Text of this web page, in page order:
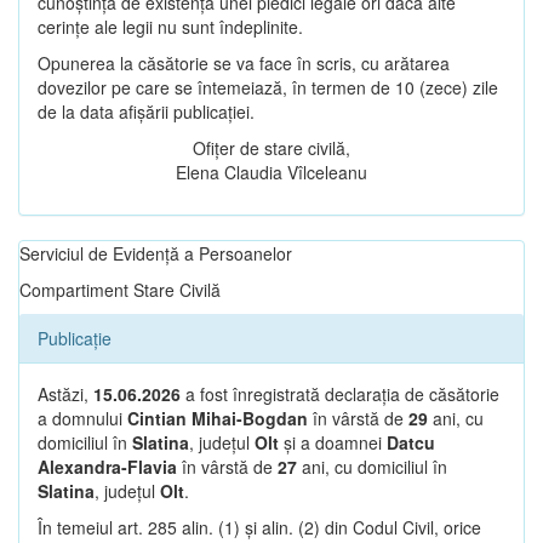
cerințe ale legii nu sunt îndeplinite.
Opunerea la căsătorie se va face în scris, cu arătarea
dovezilor pe care se întemeiază, în termen de 10 (zece) zile
de la data afișării publicației.
Ofițer de stare civilă,
Elena Claudia Vîlceleanu
Serviciul de Evidență a Persoanelor
Compartiment Stare Civilă
Publicație
Astăzi, 15.06.2026 a fost înregistrată declarația de căsătorie
a domnului Cintian Mihai-Bogdan în vârstă de 29 ani, cu
domiciliul în Slatina, județul Olt și a doamnei Datcu
Alexandra-Flavia în vârstă de 27 ani, cu domiciliul în
Slatina, județul Olt.
În temeiul art. 285 alin. (1) și alin. (2) din Codul Civil, orice